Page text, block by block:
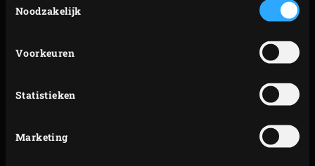
Noodzakelijk
Voorkeuren
Statistieken
Marketing